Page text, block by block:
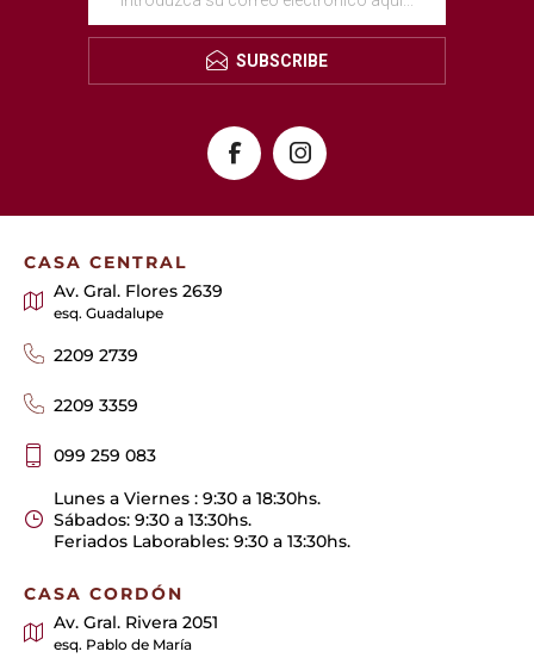
SUBSCRIBE
CASA CENTRAL
Av. Gral. Flores 2639
esq. Guadalupe
2209 2739
2209 3359
099 259 083
Lunes a Viernes : 9:30 a 18:30hs.
Sábados: 9:30 a 13:30hs.
Feriados Laborables: 9:30 a 13:30hs.
CASA CORDÓN
Av. Gral. Rivera 2051
esq. Pablo de María